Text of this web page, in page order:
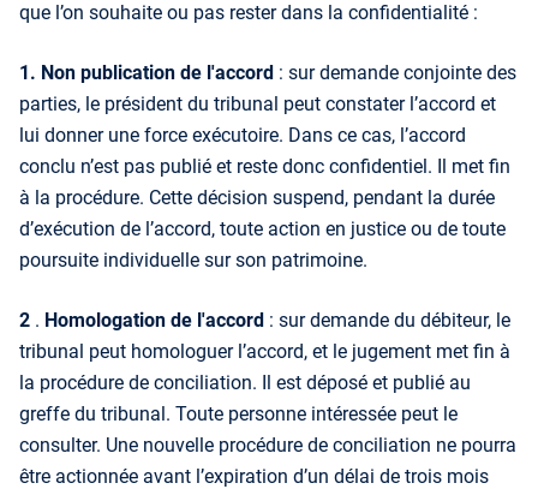
que l’on souhaite ou pas rester dans la confidentialité :
1. Non publication de l'accord : sur demande conjointe des
parties, le président du tribunal peut constater l’accord et
lui donner une force exécutoire. Dans ce cas, l’accord
conclu n’est pas publié et reste donc confidentiel. Il met fin
à la procédure. Cette décision suspend, pendant la durée
d’exécution de l’accord, toute action en justice ou de toute
poursuite individuelle sur son patrimoine.
2 . Homologation de l'accord : sur demande du débiteur, le
tribunal peut homologuer l’accord, et le jugement met fin à
la procédure de conciliation. Il est déposé et publié au
greffe du tribunal. Toute personne intéressée peut le
consulter. Une nouvelle procédure de conciliation ne pourra
être actionnée avant l’expiration d’un délai de trois mois